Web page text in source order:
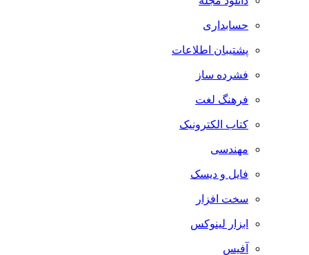
حسابداری
پشتیبان اطلاعات
فشرده ساز
فرهنگ لغت
کتاب الکترونیک
مهندسی
فایل و دیسک
سخت افزار
ابزار لینوکس
آفیس